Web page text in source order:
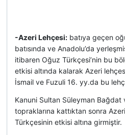
-Azeri Lehçesi: batıya geçen
batısında ve Anadolu’da
itibaren Oğuz Türkçesi’nin bu
etkisi altında kalarak Azeri
İsmail ve Fuzuli 16. yy.da bu
Kanuni Sultan Süleyman Bağdat
topraklarına kattıktan sonra
Türkçesinin etkisi altına girmiştir.